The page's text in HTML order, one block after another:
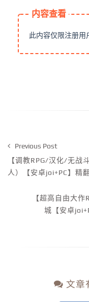
内容查看
此内容仅限注册用
Previous Post
【调教RPG/汉化/无战
人）【安卓joi+PC】精
【超高自由大
城【安卓
文章